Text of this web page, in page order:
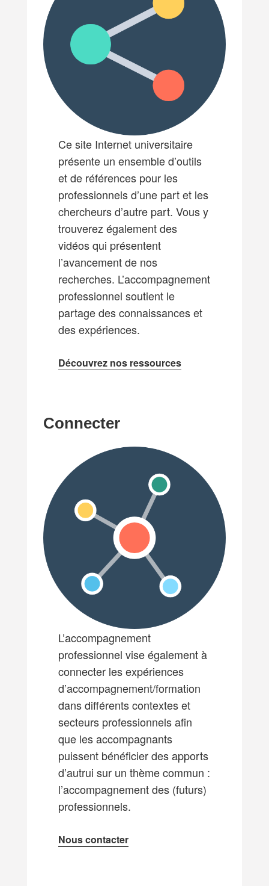
Ce site Internet universitaire
présente un ensemble d’outils
et de références pour les
professionnels d’une part et les
chercheurs d’autre part. Vous y
trouverez également des
vidéos qui présentent
l’avancement de nos
recherches. L’accompagnement
professionnel soutient le
partage des connaissances et
des expériences.
Découvrez nos ressources
Connecter
L’accompagnement
professionnel vise également à
connecter les expériences
d’accompagnement/formation
dans différents contextes et
secteurs professionnels afin
que les accompagnants
puissent bénéficier des apports
d’autrui sur un thème commun :
l’accompagnement des (futurs)
professionnels.
Nous contacter